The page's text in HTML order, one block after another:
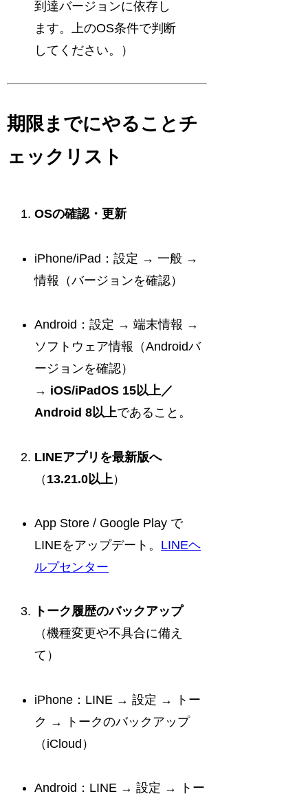
到達バージョンに依存し
ます。上のOS条件で判断
してください。）
期限までにやることチ
ェックリスト
OSの確認・更新
iPhone/iPad：設定 → 一般 →
情報（バージョンを確認）
Android：設定 → 端末情報 →
ソフトウェア情報（Androidバ
ージョンを確認）
→ iOS/iPadOS 15以上／
Android 8以上であること。
LINEアプリを最新版へ
（ 13.21.0以上）
App Store / Google Play で
LINEをアップデート。 LINEヘ
ルプセンター
トーク履歴のバックアップ
（機種変更や不具合に備え
て）
iPhone：LINE → 設定 → トー
ク → トークのバックアップ
（iCloud）
Android：LINE → 設定 → トー